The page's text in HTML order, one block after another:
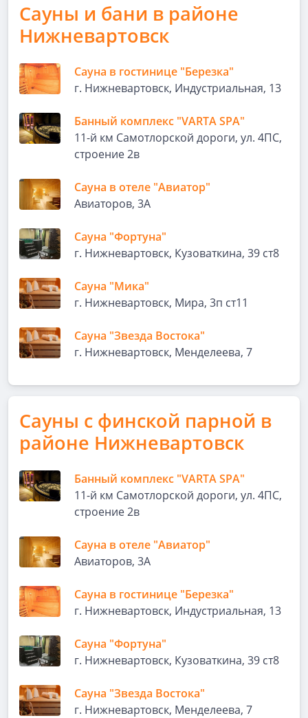
Сауны и бани в районе
Нижневартовск
Сауна в гостинице "Березка"
г. Нижневартовск, Индустриальная, 13
Банный комплекс "VARTA SPA"
11-й км Самотлорской дороги, ул. 4ПС,
строение 2в
Сауна в отеле "Авиатор"
Авиаторов, 3А
Сауна "Фортуна"
г. Нижневартовск, Кузоваткина, 39 ст8
Сауна "Мика"
г. Нижневартовск, Мира, 3п ст11
Сауна "Звезда Востока"
г. Нижневартовск, Менделеева, 7
Сауны с финской парной в
районе Нижневартовск
Банный комплекс "VARTA SPA"
11-й км Самотлорской дороги, ул. 4ПС,
строение 2в
Сауна в отеле "Авиатор"
Авиаторов, 3А
Сауна в гостинице "Березка"
г. Нижневартовск, Индустриальная, 13
Сауна "Фортуна"
г. Нижневартовск, Кузоваткина, 39 ст8
Сауна "Звезда Востока"
г. Нижневартовск, Менделеева, 7